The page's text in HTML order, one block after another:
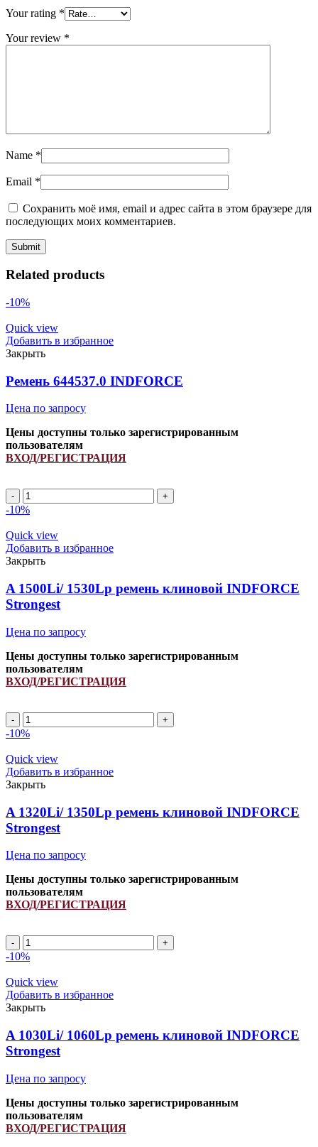
Your rating *
Your review *
Name *
Email *
Сохранить моё имя, email и адрес сайта в этом браузере для
последующих моих комментариев.
Related products
-10%
Quick view
Добавить в избранное
Закрыть
Ремень 644537.0 INDFORCE
Цена по запросу
Цены доступны только зарегистрированным
пользователям
ВХОД/РЕГИСТРАЦИЯ
Ремень
644537.0
quantity
-10%
Quick view
Добавить в избранное
Закрыть
A 1500Li/ 1530Lp ремень клиновой INDFORCE
Strongest
Цена по запросу
Цены доступны только зарегистрированным
пользователям
ВХОД/РЕГИСТРАЦИЯ
A
1500Li/
ремень
клиновой
INDFORCE
Strongest
quantity
-10%
Quick view
Добавить в избранное
Закрыть
A 1320Li/ 1350Lp ремень клиновой INDFORCE
Strongest
Цена по запросу
Цены доступны только зарегистрированным
пользователям
ВХОД/РЕГИСТРАЦИЯ
A
1320Li/
ремень
клиновой
INDFORCE
Strongest
quantity
-10%
Quick view
Добавить в избранное
Закрыть
A 1030Li/ 1060Lp ремень клиновой INDFORCE
Strongest
Цена по запросу
Цены доступны только зарегистрированным
пользователям
ВХОД/РЕГИСТРАЦИЯ